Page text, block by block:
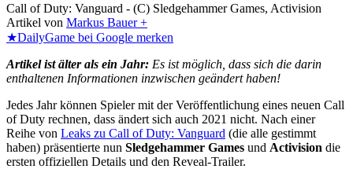
Call of Duty: Vanguard - (C) Sledgehammer Games, Activision
Artikel von Markus Bauer +
★DailyGame bei Google merken
Artikel ist älter als ein Jahr: Es ist möglich, dass sich die darin
enthaltenen Informationen inzwischen geändert haben!
Jedes Jahr können Spieler mit der Veröffentlichung eines neuen Call
of Duty rechnen, dass ändert sich auch 2021 nicht. Nach einer
Reihe von Leaks zu Call of Duty: Vanguard (die alle gestimmt
haben) präsentierte nun Sledgehammer Games und Activision die
ersten offiziellen Details und den Reveal-Trailer.